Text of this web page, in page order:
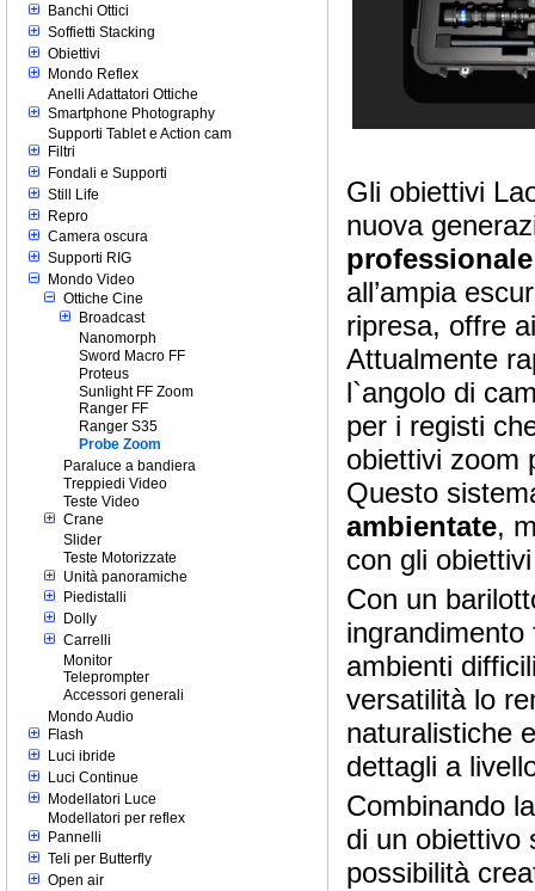
Banchi Ottici
Soffietti Stacking
Obiettivi
Mondo Reflex
Anelli Adattatori Ottiche
Smartphone Photography
Supporti Tablet e Action cam
Filtri
Fondali e Supporti
Still Life
Repro
Camera oscura
Supporti RIG
Mondo Video
Ottiche Cine
Broadcast
Nanomorph
Sword Macro FF
Proteus
Sunlight FF Zoom
Ranger FF
Ranger S35
Probe Zoom
Paraluce a bandiera
Treppiedi Video
Teste Video
Crane
Slider
Teste Motorizzate
Unità panoramiche
Piedistalli
Dolly
Carrelli
Monitor
Teleprompter
Accessori generali
Mondo Audio
Flash
Luci ibride
Luci Continue
Modellatori Luce
Modellatori per reflex
Pannelli
Teli per Butterfly
Open air
Gli obiettivi
nuova
professionale
all’ampia
ripresa, offre
Attualmente
l`angolo di
per i registi
obiettivi zoom
Questo
ambientate,
con gli
Con un
ambienti
versatilità lo
naturalistiche
dettagli a
Combinando
di un obiettivo
possibilità